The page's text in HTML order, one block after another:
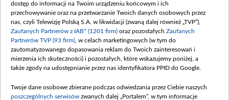
dostęp do informacji na Twoim urządzeniu końcowym i ich
przechowywanie oraz na przetwarzanie Twoich danych osobowych przez
nas, czyli Telewizję Polską S.A. w likwidacji (zwaną dalej również „TVP”),
Zaufanych Partnerów z IAB* (1201 firm) oraz pozostałych Zaufanych
Partnerów TVP (93 firm) , w celach marketingowych (w tym do
zautomatyzowanego dopasowania reklam do Twoich zainteresowań i
mierzenia ich skuteczności) i pozostałych, które wskazujemy poniżej, a
także zgody na udostępnianie przez nas identyfikatora PPID do Google.
Twoje dane osobowe zbierane podczas odwiedzania przez Ciebie naszych
poszczególnych serwisów zwanych dalej „Portalem”, w tym informacje